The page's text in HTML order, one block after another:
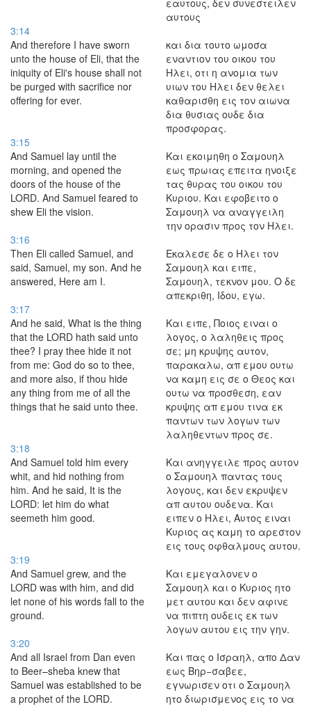
εαυτους, δεν συνεστειλεν
αυτους
3:14
And therefore I have sworn
unto the house of Eli, that the
iniquity of Eli's house shall not
be purged with sacrifice nor
offering for ever.
και δια τουτο ωμοσα
εναντιον του οικου του
Ηλει, οτι η ανομια των
υιων του Ηλει δεν θελει
καθαρισθη εις τον αιωνα
δια θυσιας ουδε δια
προσφορας.
3:15
And Samuel lay until the
morning, and opened the
doors of the house of the
LORD. And Samuel feared to
shew Eli the vision.
Και εκοιμηθη ο Σαμουηλ
εως πρωιας επειτα ηνοιξε
τας θυρας του οικου του
Κυριου. Και εφοβειτο ο
Σαμουηλ να αναγγειλη
την ορασιν προς τον Ηλει.
3:16
Then Eli called Samuel, and
said, Samuel, my son. And he
answered, Here am I.
Εκαλεσε δε ο Ηλει τον
Σαμουηλ και ειπε,
Σαμουηλ, τεκνον μου. Ο δε
απεκριθη, Ιδου, εγω.
3:17
And he said, What is the thing
that the LORD hath said unto
thee? I pray thee hide it not
from me: God do so to thee,
and more also, if thou hide
any thing from me of all the
things that he said unto thee.
Και ειπε, Ποιος ειναι ο
λογος, ο λαληθεις προς
σε; μη κρυψης αυτον,
παρακαλω, απ εμου ουτω
να καμη εις σε ο Θεος και
ουτω να προσθεση, εαν
κρυψης απ εμου τινα εκ
παντων των λογων των
λαληθεντων προς σε.
3:18
And Samuel told him every
whit, and hid nothing from
him. And he said, It is the
LORD: let him do what
seemeth him good.
Και ανηγγειλε προς αυτον
ο Σαμουηλ παντας τους
λογους, και δεν εκρυψεν
απ αυτου ουδενα. Και
ειπεν ο Ηλει, Αυτος ειναι
Κυριος ας καμη το αρεστον
εις τους οφθαλμους αυτου.
3:19
And Samuel grew, and the
LORD was with him, and did
let none of his words fall to the
ground.
Και εμεγαλονεν ο
Σαμουηλ και ο Κυριος ητο
μετ αυτου και δεν αφινε
να πιπτη ουδεις εκ των
λογων αυτου εις την γην.
3:20
And all Israel from Dan even
to Beer–sheba knew that
Samuel was established to be
a prophet of the LORD.
Και πας ο Ισραηλ, απο Δαν
εως Βηρ−σαβεε,
εγνωρισεν οτι ο Σαμουηλ
ητο διωρισμενος εις το να